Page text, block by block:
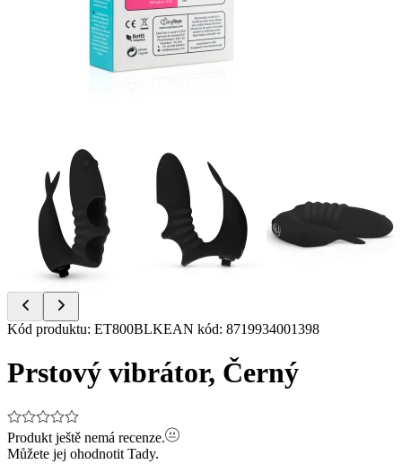
Item
of
Kód produktu: ET800BLKEAN kód: 8719934001398
Prstový vibrátor, Černý
Produkt ještě nemá recenze.
Můžete jej ohodnotit Tady.